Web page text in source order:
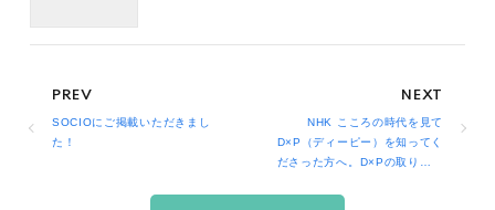
SOCIOにご掲載いただきまし
た！
NHK こころの時代を見て
D×P（ディーピー）を知ってく
ださった方へ。D×Pの取り組み